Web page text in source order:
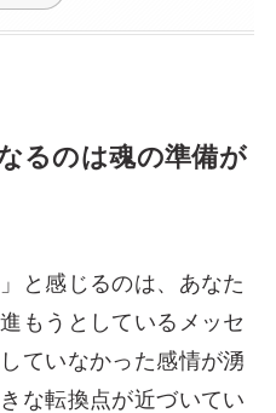
るのは魂の準備が
と感じるのは、あなた
もうとしているメッセ
ていなかった感情が湧
な転換点が近づいてい